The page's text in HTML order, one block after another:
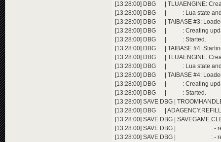
[13:28:00] DBG | TLUAENGINE:
[13:28:00] DBG | : Lua state and
[13:28:00] DBG | TAIBASE #3:
[13:28:00] DBG | : Creating
[13:28:00] DBG | : Started.
[13:28:00] DBG | TAIBASE #4:
[13:28:00] DBG | TLUAENGINE:
[13:28:00] DBG | : Lua state and
[13:28:00] DBG | TAIBASE #4:
[13:28:00] DBG | : Creating
[13:28:00] DBG | : Started.
[13:28:00] SAVE DBG |
[13:28:00] DBG |
[13:28:00] SAVE DBG |
[13:28:00] SAVE DBG | : -
[13:28:00] SAVE DBG | : -